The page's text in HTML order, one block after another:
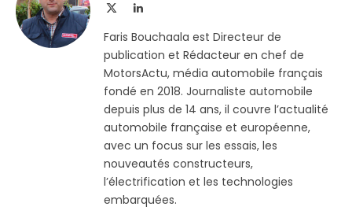
LinkedIn
Faris Bouchaala est Directeur de
publication et Rédacteur en chef de
MotorsActu, média automobile français
fondé en 2018. Journaliste automobile
depuis plus de 14 ans, il couvre l’actualité
automobile française et européenne,
avec un focus sur les essais, les
nouveautés constructeurs,
l’électrification et les technologies
embarquées.